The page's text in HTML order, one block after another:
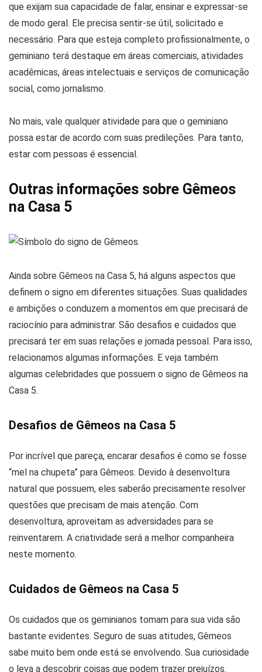
que exijam sua capacidade de falar, ensinar e expressar-se
de modo geral. Ele precisa sentir-se útil, solicitado e
necessário. Para que esteja completo profissionalmente, o
geminiano terá destaque em áreas comerciais, atividades
acadêmicas, áreas intelectuais e serviços de comunicação
social, como jornalismo.
No mais, vale qualquer atividade para que o geminiano
possa estar de acordo com suas predileções. Para tanto,
estar com pessoas é essencial.
Outras informações sobre Gêmeos
na Casa 5
Ainda sobre Gêmeos na Casa 5, há alguns aspectos que
definem o signo em diferentes situações. Suas qualidades
e ambições o conduzem a momentos em que precisará de
raciocínio para administrar. São desafios e cuidados que
precisará ter em suas relações e jornada pessoal. Para isso,
relacionamos algumas informações. E veja também
algumas celebridades que possuem o signo de Gêmeos na
Casa 5.
Desafios de Gêmeos na Casa 5
Por incrível que pareça, encarar desafios é como se fosse
“mel na chupeta” para Gêmeos. Devido à desenvoltura
natural que possuem, eles saberão precisamente resolver
questões que precisam de mais atenção. Com
desenvoltura, aproveitam as adversidades para se
reinventarem. A criatividade será a melhor companheira
neste momento.
Cuidados de Gêmeos na Casa 5
Os cuidados que os geminianos tomam para sua vida são
bastante evidentes. Seguro de suas atitudes, Gêmeos
sabe muito bem onde está se envolvendo. Sua curiosidade
o leva a descobrir coisas que podem trazer prejuízos.